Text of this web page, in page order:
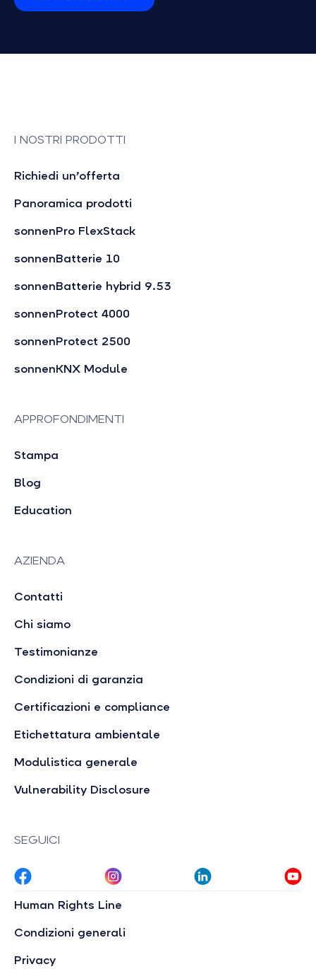
I NOSTRI PRODOTTI
Richiedi un’offerta
Panoramica prodotti
sonnenPro FlexStack
sonnenBatterie 10
sonnenBatterie hybrid 9.53
sonnenProtect 4000
sonnenProtect 2500
sonnenKNX Module
APPROFONDIMENTI
Stampa
Blog
Education
AZIENDA
Contatti
Chi siamo
Testimonianze
Condizioni di garanzia
Certificazioni e compliance
Etichettatura ambientale
Modulistica generale
Vulnerability Disclosure
SEGUICI
Human Rights Line
Condizioni generali
Privacy